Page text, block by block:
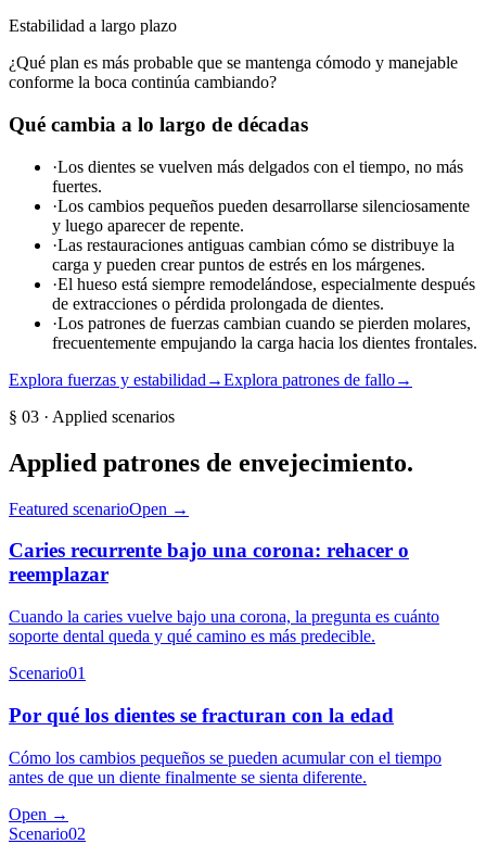
Estabilidad a largo plazo
¿Qué plan es más probable que se mantenga cómodo y manejable
conforme la boca continúa cambiando?
Qué cambia a lo largo de décadas
·Los dientes se vuelven más delgados con el tiempo, no más
fuertes.
·Los cambios pequeños pueden desarrollarse silenciosamente
y luego aparecer de repente.
·Las restauraciones antiguas cambian cómo se distribuye la
carga y pueden crear puntos de estrés en los márgenes.
·El hueso está siempre remodelándose, especialmente después
de extracciones o pérdida prolongada de dientes.
·Los patrones de fuerzas cambian cuando se pierden molares,
frecuentemente empujando la carga hacia los dientes frontales.
Explora fuerzas y estabilidad →Explora patrones de fallo→
§ 03 · Applied scenarios
Applied patrones de envejecimiento.
Featured scenarioOpen →
Caries recurrente bajo una corona: rehacer o
reemplazar
Cuando la caries vuelve bajo una corona, la pregunta es cuánto
soporte dental queda y qué camino es más predecible.
Scenario01
Por qué los dientes se fracturan con la edad
Cómo los cambios pequeños se pueden acumular con el tiempo
antes de que un diente finalmente se sienta diferente.
Open →
Scenario02